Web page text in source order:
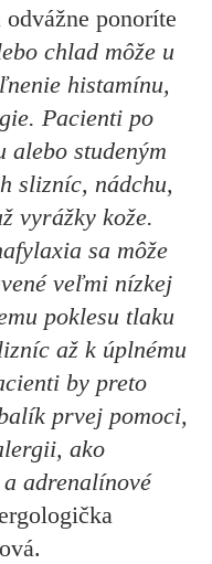
ponoríte
chlad môže u
histamínu,
Pacienti po
alebo studeným
slizníc, nádchu,
vyrážky kože.
sa môže
veľmi nízkej
poklesu tlaku
až k úplnému
by preto
prvej pomoci,
ako
adrenalínové